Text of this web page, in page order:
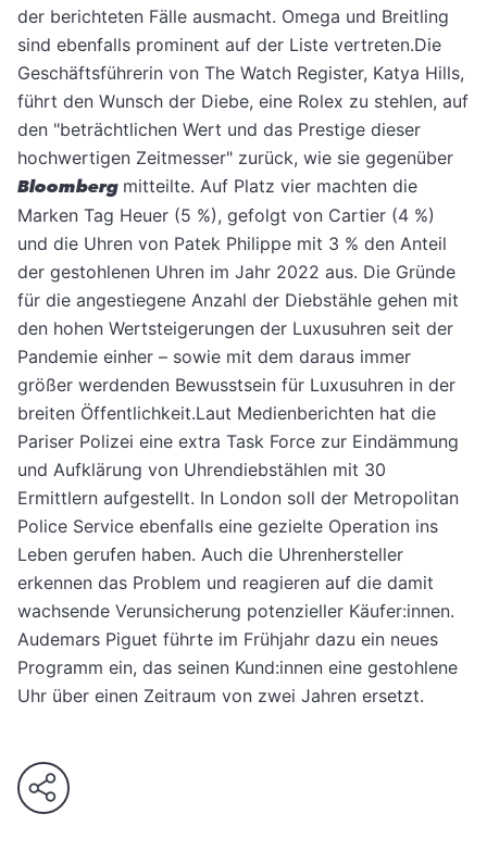
der berichteten Fälle ausmacht. Omega und Breitling
sind ebenfalls prominent auf der Liste vertreten.Die
Geschäftsführerin von The Watch Register, Katya Hills,
führt den Wunsch der Diebe, eine Rolex zu stehlen, auf
den "beträchtlichen Wert und das Prestige dieser
hochwertigen Zeitmesser" zurück, wie sie gegenüber
Bloomberg mitteilte. Auf Platz vier machten die
Marken Tag Heuer (5 %), gefolgt von Cartier (4 %)
und die Uhren von Patek Philippe mit 3 % den Anteil
der gestohlenen Uhren im Jahr 2022 aus. Die Gründe
für die angestiegene Anzahl der Diebstähle gehen mit
den hohen Wertsteigerungen der Luxusuhren seit der
Pandemie einher – sowie mit dem daraus immer
größer werdenden Bewusstsein für Luxusuhren in der
breiten Öffentlichkeit.Laut Medienberichten hat die
Pariser Polizei eine extra Task Force zur Eindämmung
und Aufklärung von Uhrendiebstählen mit 30
Ermittlern aufgestellt. In London soll der Metropolitan
Police Service ebenfalls eine gezielte Operation ins
Leben gerufen haben. Auch die Uhrenhersteller
erkennen das Problem und reagieren auf die damit
wachsende Verunsicherung potenzieller Käufer:innen.
Audemars Piguet führte im Frühjahr dazu ein neues
Programm ein, das seinen Kund:innen eine gestohlene
Uhr über einen Zeitraum von zwei Jahren ersetzt.